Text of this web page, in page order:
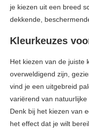
je kiezen uit een breed
dekkende,
Kleurkeuzes
Het kiezen van de juiste
overweldigend zijn,
vind je een uitgebreid
variërend van
Denk bij het kiezen van
het effect dat je wilt